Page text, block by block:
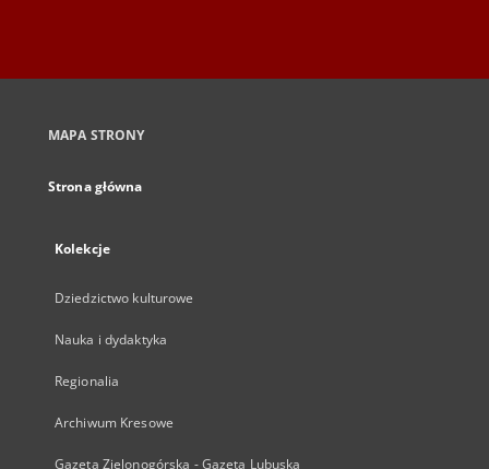
MAPA STRONY
Strona główna
Kolekcje
Dziedzictwo kulturowe
Nauka i dydaktyka
Regionalia
Archiwum Kresowe
Gazeta Zielonogórska - Gazeta Lubuska